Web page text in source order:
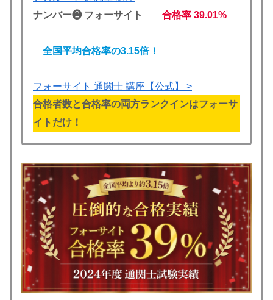
ナンバー❷ フォーサイト 合格率 39.01%
全国平均合格率の3.15倍！
フォーサイト 通関士 講座【公式】 >
合格者数と合格率の両方ランクインはフォーサ
イトだけ！